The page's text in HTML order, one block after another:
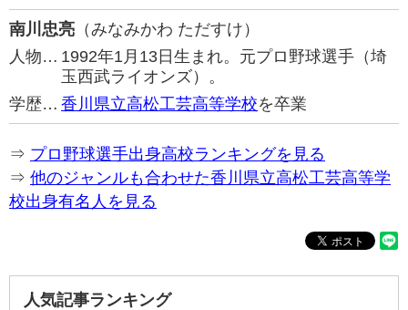
南川忠亮 （みなみかわ ただすけ）
人物… 1992年1月13日生まれ。元プロ野球選手（埼
玉西武ライオンズ）。
学歴… 香川県立高松工芸高等学校を卒業
⇒ プロ野球選手出身高校ランキングを見る
⇒ 他のジャンルも合わせた香川県立高松工芸高等学
校出身有名人を見る
人気記事ランキング